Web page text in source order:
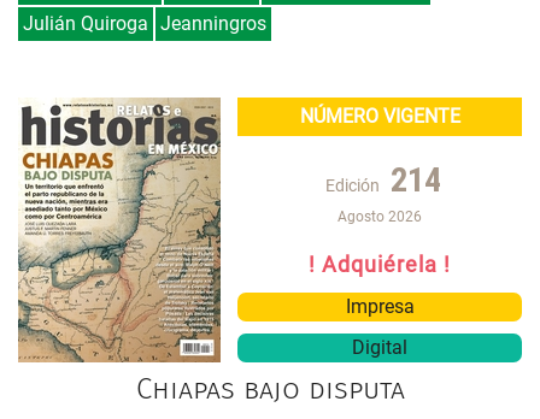
Julián Quiroga Jeanningros
NÚMERO VIGENTE
Edición 214
Agosto 2026
! Adquiérela !
Impresa
Digital
Chiapas bajo disputa